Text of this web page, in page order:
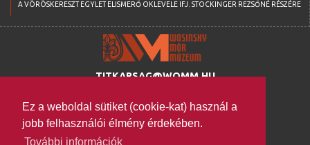
Ez a weboldal sütiket (cookie-kat) használ a
jobb felhasználói élmény érdekében.
További információk
A VÖRÖSKERESZT EGYLET ELISMERŐ OKLEVELE IFJ. STOCKINGER REZSŐNÉ RÉSZÉRE
TITKARSAG@WOMM.HU
H-7100 SZEKSZÁRD,
SZENT ISTVÁN TÉR 26.